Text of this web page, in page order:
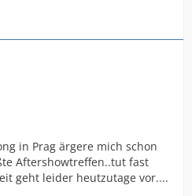
in Prag ärgere mich schon
Aftershowtreffen..tut fast
geht leider heutzutage vor....